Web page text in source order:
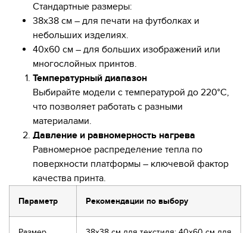
Стандартные размеры:
38х38 см – для печати на футболках и
небольших изделиях.
40х60 см – для больших изображений или
многослойных принтов.
Температурный диапазон
Выбирайте модели с температурой до 220°C,
что позволяет работать с разными
материалами.
Давление и равномерность нагрева
Равномерное распределение тепла по
поверхности платформы – ключевой фактор
качества принта.
Параметр Рекомендации по выбору